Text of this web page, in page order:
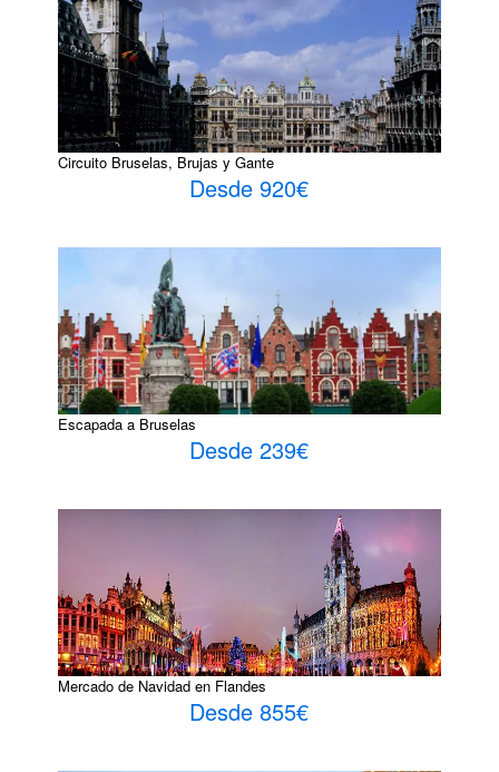
Circuito Bruselas, Brujas y Gante
Desde 920€
Escapada a Bruselas
Desde 239€
Mercado de Navidad en Flandes
Desde 855€